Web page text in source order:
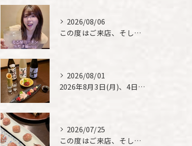
2026/08/06
この度はご来店、そして素敵なご紹介誠にありがとうございます✨...
2026/08/01
2026年8月3日(月)、4日(火)は、臨時休業させて頂きま...
2026/07/25
この度はご来店、そして素敵なご紹介誠にありがとうございます✨...